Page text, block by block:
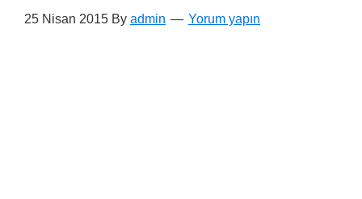
25 Nisan 2015 By admin Yorum yapın